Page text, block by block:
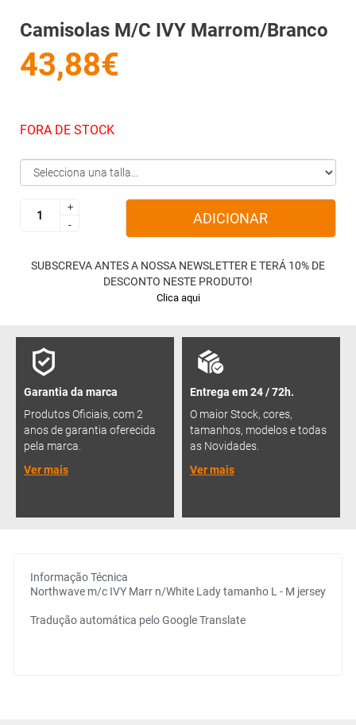
Camisolas M/c IVY Marrom/Branco
43,88€
FORA DE STOCK
+
-
+
-
ADICIONAR
SUBSCREVA ANTES A NOSSA NEWSLETTER E TERÁ 10% DE
DESCONTO NESTE PRODUTO!
Clica aqui
Garantia da marca
Produtos Oficiais, com 2
anos de garantia oferecida
pela marca.
Ver mais
Entrega em 24 / 72h.
O maior Stock, cores,
tamanhos, modelos e todas
as Novidades.
Ver mais
Informação Técnica
Northwave m/c IVY Marr n/White Lady tamanho L - M jersey
Tradução automática pelo Google Translate